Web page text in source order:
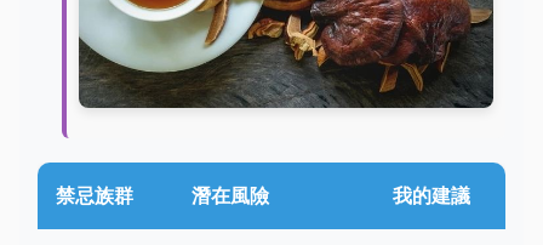
禁忌族群 潛在風險 我的建議